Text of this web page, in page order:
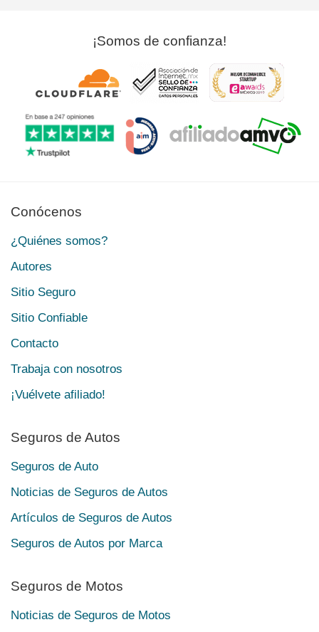
¡Somos de confianza!
Conócenos
¿Quiénes somos?
Autores
Sitio Seguro
Sitio Confiable
Contacto
Trabaja con nosotros
¡Vuélvete afiliado!
Seguros de Autos
Seguros de Auto
Noticias de Seguros de Autos
Artículos de Seguros de Autos
Seguros de Autos por Marca
Seguros de Motos
Noticias de Seguros de Motos